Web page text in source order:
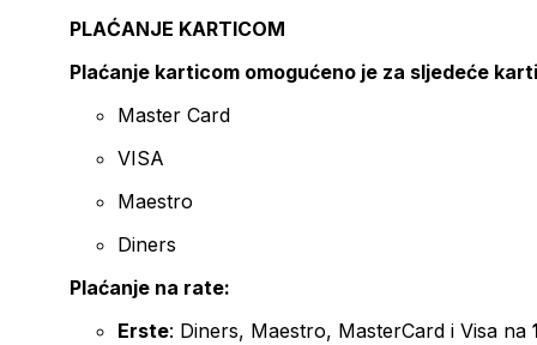
PLAĆANJE KARTICOM
Plaćanje karticom omogućeno je za sljedeće
Master Card
VISA
Maestro
Diners
Plaćanje na rate:
Erste: Diners, Maestro, MasterCard i Visa na